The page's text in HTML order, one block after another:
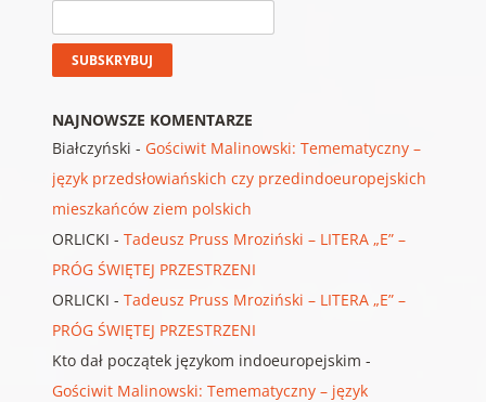
NAJNOWSZE KOMENTARZE
Białczyński - Gościwit Malinowski: Temematyczny –
język przedsłowiańskich czy przedindoeuropejskich
mieszkańców ziem polskich
ORLICKI - Tadeusz Pruss Mroziński – LITERA „E” –
PRÓG ŚWIĘTEJ PRZESTRZENI
ORLICKI - Tadeusz Pruss Mroziński – LITERA „E” –
PRÓG ŚWIĘTEJ PRZESTRZENI
Kto dał początek językom indoeuropejskim -
Gościwit Malinowski: Temematyczny – język